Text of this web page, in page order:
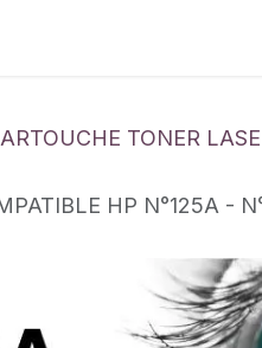
TONER
HP N°125A -